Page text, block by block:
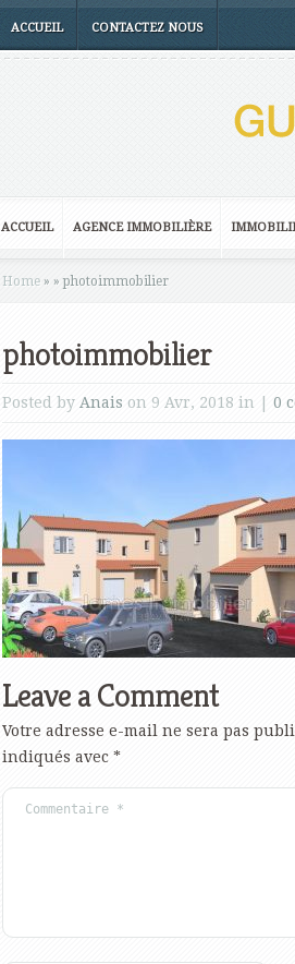
ACCUEIL CONTACTEZ NOUS
ACCUEIL AGENCE IMMOBILIÈRE
Home » » photoimmobilier
photoimmobilier
Posted by Anais on 9 Avr, 2018 in | 0
Leave a Comment
Votre adresse e-mail ne sera pas
indiqués avec *